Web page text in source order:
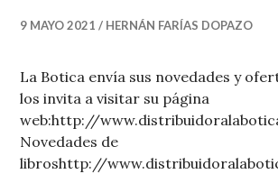
9 MAYO 2021 HERNÁN FARÍAS DOPAZO
La Botica envía sus novedades y
los invita a visitar su página
web:http://
Novedades de
libroshttp://